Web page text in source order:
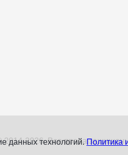
данных технологий.Политика
2014-2026. Все права